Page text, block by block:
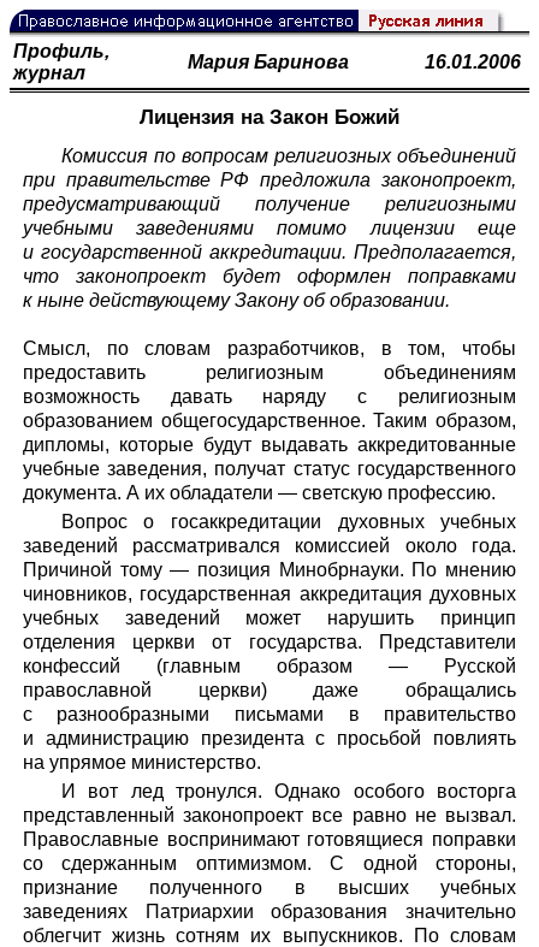
Профиль,
журнал
Мария Баринова 16.01.2006
Лицензия на Закон Божий
Комиссия по вопросам религиозных объединений
при правительстве РФ предложила законопроект,
предусматривающий получение религиозными
учебными заведениями помимо лицензии еще
и государственной аккредитации. Предполагается,
что законопроект будет оформлен поправками
к ныне действующему Закону об образовании.
Смысл, по словам разработчиков, в том, чтобы
предоставить религиозным объединениям
возможность давать наряду с религиозным
образованием общегосударственное. Таким образом,
дипломы, которые будут выдавать аккредитованные
учебные заведения, получат статус государственного
документа. А их обладатели — светскую профессию.
Вопрос о госаккредитации духовных учебных
заведений рассматривался комиссией около года.
Причиной тому — позиция Минобрнауки. По мнению
чиновников, государственная аккредитация духовных
учебных заведений может нарушить принцип
отделения церкви от государства. Представители
конфессий (главным образом — Русской
православной церкви) даже обращались
с разнообразными письмами в правительство
и администрацию президента с просьбой повлиять
на упрямое министерство.
И вот лед тронулся. Однако особого восторга
представленный законопроект все равно не вызвал.
Православные воспринимают готовящиеся поправки
со сдержанным оптимизмом. С одной стороны,
признание полученного в высших учебных
заведениях Патриархии образования значительно
облегчит жизнь сотням их выпускников. По словам